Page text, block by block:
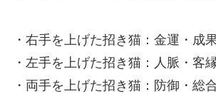
・右手を上げた招き猫：金運・成
・左手を上げた招き猫：人脈・客
・両手を上げた招き猫：防御・総